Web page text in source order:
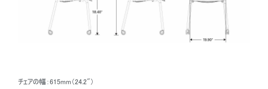
チェアの幅：615mm（24.2"）